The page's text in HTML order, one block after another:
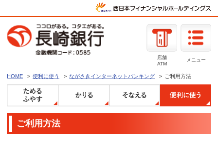
店舗
ATM
メニュー
HOME 便利に使う ながさきインターネットバンキング ご利用方法
ご利用方法